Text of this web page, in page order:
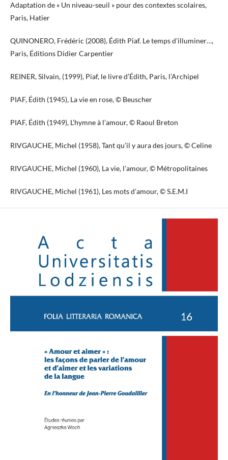
Adaptation de « Un niveau-seuil » pour des contextes scolaires,
Paris, Hatier
QUINONERO, Frédéric (2008), Édith Piaf. Le temps d’illuminer…,
Paris, Éditions Didier Carpentier
REINER, Silvain, (1999), Piaf, le livre d’Édith, Paris, l’Archipel
PIAF, Édith (1945), La vie en rose, © Beuscher
PIAF, Édith (1949), L’hymne à l’amour, © Raoul Breton
RIVGAUCHE, Michel (1958), Tant qu’il y aura des jours, © Celine
RIVGAUCHE, Michel (1960), La vie, l’amour, © Métropolitaines
RIVGAUCHE, Michel (1961), Les mots d’amour, © S.E.M.I